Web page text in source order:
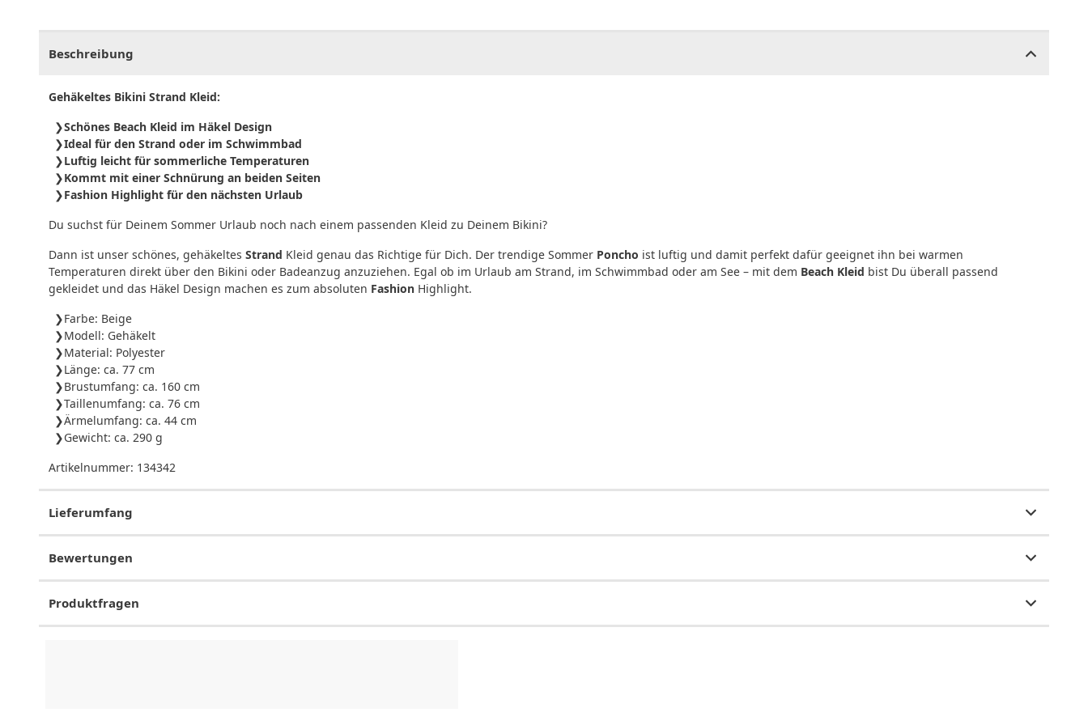
Beschreibung
Gehäkeltes Bikini Strand Kleid:
Schönes Beach Kleid im Häkel Design
Ideal für den Strand oder im Schwimmbad
Luftig leicht für sommerliche Temperaturen
Kommt mit einer Schnürung an beiden Seiten
Fashion Highlight für den nächsten Urlaub
Du suchst für Deinem Sommer Urlaub noch nach einem passenden Kleid zu Deinem Bikini?
Dann ist unser schönes, gehäkeltes Strand Kleid genau das Richtige für Dich. Der trendige Sommer Poncho ist luftig und damit perfekt dafür geeignet ihn bei warmen
Temperaturen direkt über den Bikini oder Badeanzug anzuziehen. Egal ob im Urlaub am Strand, im Schwimmbad oder am See – mit dem Beach Kleid bist Du überall passend
gekleidet und das Häkel Design machen es zum absoluten Fashion Highlight.
Farbe: Beige
Modell: Gehäkelt
Material: Polyester
Länge: ca. 77 cm
Brustumfang: ca. 160 cm
Taillenumfang: ca. 76 cm
Ärmelumfang: ca. 44 cm
Gewicht: ca. 290 g
Artikelnummer: 134342
Lieferumfang
Bewertungen
Produktfragen